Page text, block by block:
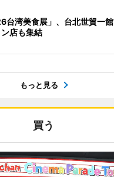
台湾美食展」、台北世貿一
店も集結
もっと見る
買う